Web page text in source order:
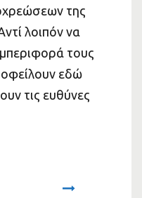
της
λοιπόν να
τους
οφείλουν εδώ
τις ευθύνες